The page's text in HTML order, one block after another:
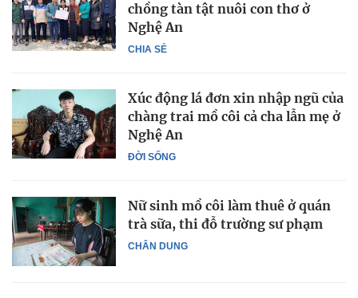
CHIA SẺ
chồng tàn tật nuôi con thơ ở
Nghệ An
ĐỜI SỐNG
Xúc động lá đơn xin nhập ngũ của
chàng trai mồ côi cả cha lẫn mẹ ở
Nghệ An
CHÂN DUNG
Nữ sinh mồ côi làm thuê ở quán
trà sữa, thi đỗ trường sư phạm